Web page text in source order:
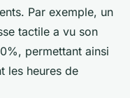
Par exemple, un
tactile a vu son
permettant ainsi
les heures de